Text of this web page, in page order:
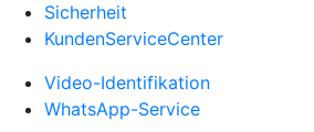
Sicherheit
KundenServiceCenter
Video-Identifikation
WhatsApp-Service